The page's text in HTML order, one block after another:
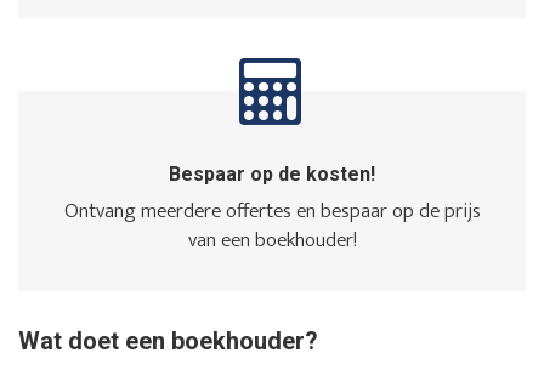
Bespaar op de kosten!
Ontvang meerdere offertes en bespaar op de prijs
van een boekhouder!
Wat doet een boekhouder?